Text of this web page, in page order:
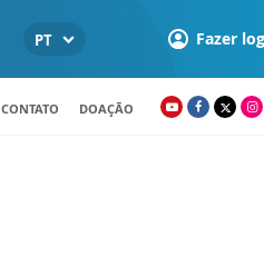
PT Fazer
CONTATO DOAÇÃO